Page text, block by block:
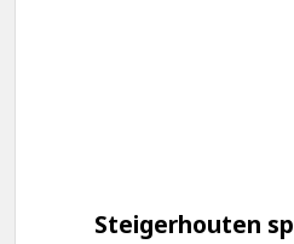
Steigerhouten